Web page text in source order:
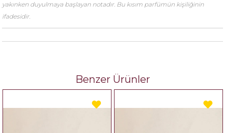
yakınken duyulmaya başlayan notadır. Bu kısım parfümün kişiliğinin
ifadesidir.
Benzer Ürünler